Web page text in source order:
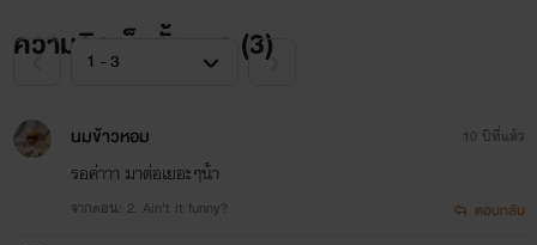
ความคิดเห็นทั้งหมด (3)
นมข้าวหอม
รอค่าาา มาต่อเยอะๆน้า
จากตอน: 2. Ain't it funny?
10 ปีที่แล้ว
ตอบกลับ